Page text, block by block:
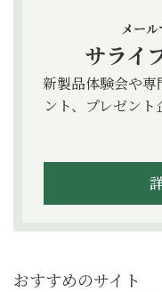
メー
サライ
新製品体験会や
ント、プレゼン
おすすめのサイト